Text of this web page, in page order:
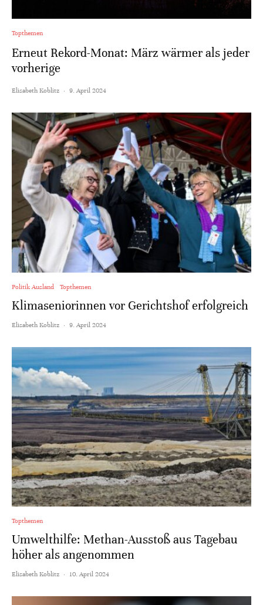
Topthemen
Erneut Rekord-Monat: März wärmer als jeder
vorherige
Elisabeth Koblitz · 9. April 2024
Politik Ausland Topthemen
Klimaseniorinnen vor Gerichtshof erfolgreich
Elisabeth Koblitz · 9. April 2024
Topthemen
Umwelthilfe: Methan-Ausstoß aus Tagebau
höher als angenommen
Elisabeth Koblitz · 10. April 2024